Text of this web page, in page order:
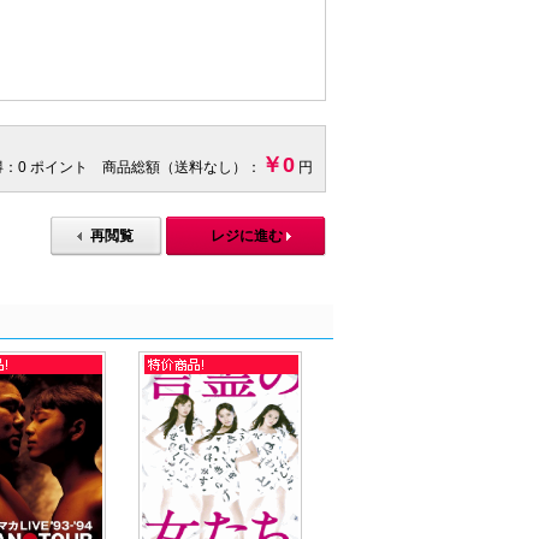
：0 ポイント 商品総額（送料なし）： ￥0 円
再閲覧 レジに進む